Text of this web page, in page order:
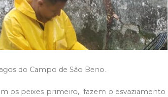
do Campo de Sâo Beno.
os peixes primeiro, fazem o esvaziamento